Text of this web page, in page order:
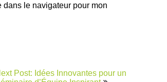
dans le navigateur pour mon
Post: Idées Innovantes pour un